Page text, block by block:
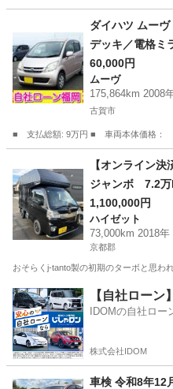
安部山公園駅
ダイハツ ムー
デッキ／電格ミ
7）
60,000円
ムーヴ
175,864km 2008
古賀市
■ 支払総額: 9万円 ■ 車両本体価格：
ムーヴ
【オンライン
ジャンボ 7.2万
新品 宮崎ボデ
ヘッドランプ
1,100,000円
ハイゼット
73,000km 2018年
京都郡
おそらくj-tanto製の初期のターボと思わ
福岡 京都郡 ハイゼット
【自社ローン
IDOMの自社ロ
株式会社IDOM
車検 令和8年12